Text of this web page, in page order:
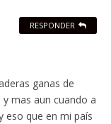
ganas de
mas aun cuando a
eso que en mi país
RESPONDER